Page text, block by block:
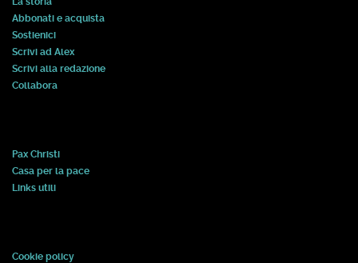
Abbonati e acquista
Sostienici
Scrivi ad Alex
Scrivi alla redazione
Collabora
Pax Christi
Casa per la pace
Links utili
Cookie policy